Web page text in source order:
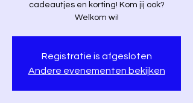
cadeautjes en korting! Kom jij ook?
Welkom wi!
Registratie is afgesloten
Andere evenementen bekijken